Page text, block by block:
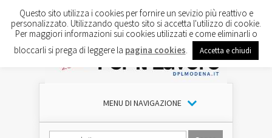
MENU DI NAVIGAZIONE
Questo sito utilizza i cookies per fornire un sevizio più reattivo e
personalizzato. Utilizzando questo sito si accetta l'utilizzo di cookie.
Per maggiori informazioni sui cookies utilizzati e come eliminarli o
bloccarli si prega di leggere la pagina cookies Accetta e chiudi